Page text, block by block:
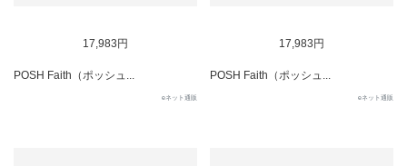
17,983円
POSH Faith（ポッシュ...
eネット通販
17,983円
POSH Faith（ポッシュ...
eネット通販